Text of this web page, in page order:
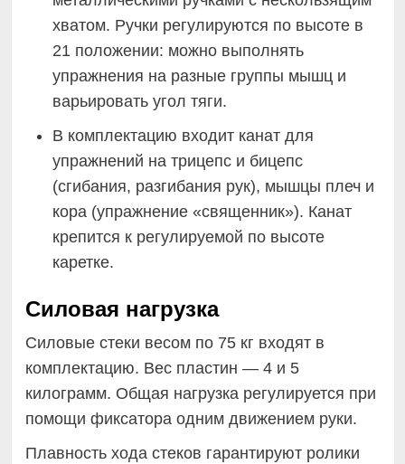
хватом. Ручки регулируются по высоте в
21 положении: можно выполнять
упражнения на разные группы мышц и
варьировать угол тяги.
В комплектацию входит канат для
упражнений на трицепс и бицепс
(сгибания, разгибания рук), мышцы плеч и
кора (упражнение «священник»). Канат
крепится к регулируемой по высоте
каретке.
Силовая нагрузка
Силовые стеки весом по 75 кг входят в
комплектацию. Вес пластин — 4 и 5
килограмм. Общая нагрузка регулируется при
помощи фиксатора одним движением руки.
Плавность хода стеков гарантируют ролики